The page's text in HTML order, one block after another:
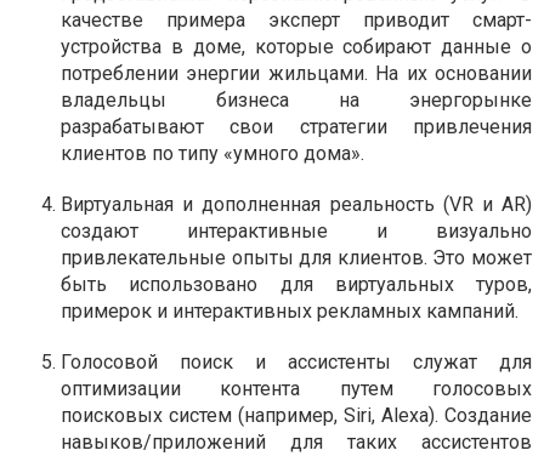
качестве примера эксперт приводит смарт-
устройства в доме, которые собирают данные о
потреблении энергии жильцами. На их основании
владельцы бизнеса на энергорынке
разрабатывают свои стратегии привлечения
клиентов по типу «умного дома».
Виртуальная и дополненная реальность (VR и AR)
создают интерактивные и визуально
привлекательные опыты для клиентов. Это может
быть использовано для виртуальных туров,
примерок и интерактивных рекламных кампаний.
Голосовой поиск и ассистенты служат для
оптимизации контента путем голосовых
поисковых систем (например, Siri, Alexa). Создание
навыков/приложений для таких ассистентов